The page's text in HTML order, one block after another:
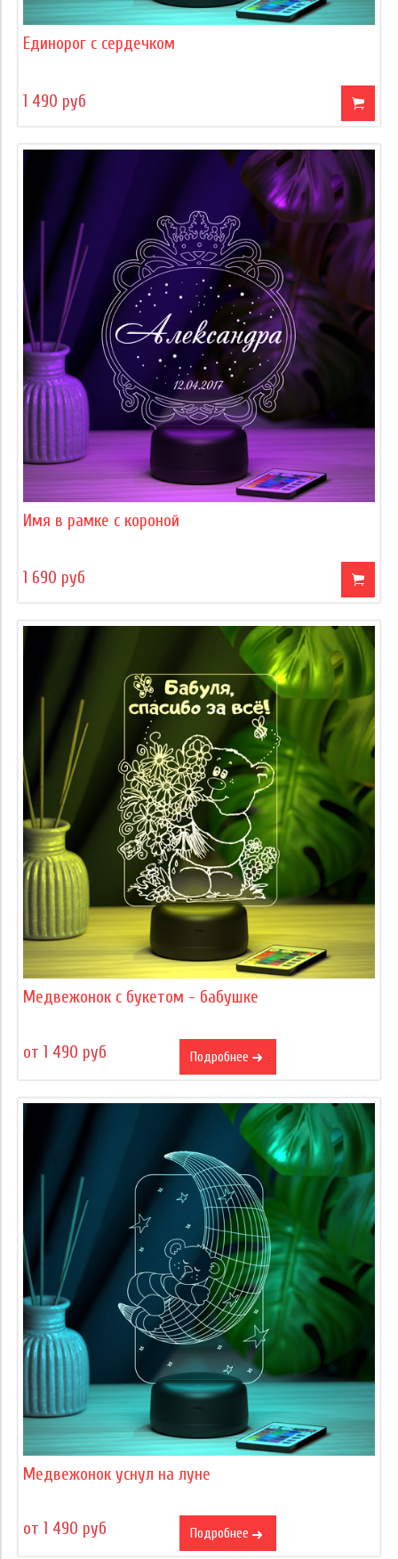
Единорог с сердечком
1 490 руб
Имя в рамке с короной
1 690 руб
Медвежонок с букетом - бабушке
от 1 490 руб Подробнее
Медвежонок уснул на луне
от 1 490 руб Подробнее